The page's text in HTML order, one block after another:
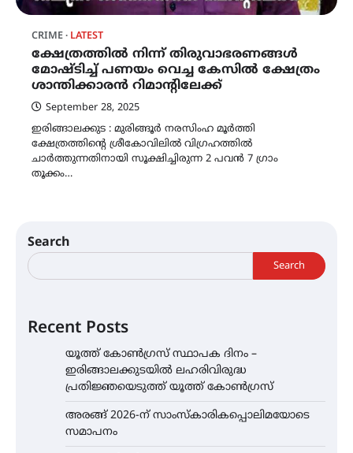
CRIME LATEST
ക്ഷേത്രത്തിൽ നിന്ന് തിരുവാഭരണങ്ങൾ
മോഷ്ടിച്ച് പണയം വെച്ച കേസിൽ ക്ഷേത്രം
ശാന്തിക്കാരൻ റിമാന്റിലേക്ക്
September 28, 2025
ഇരിങ്ങാലക്കുട : മുരിങ്ങൂർ നരസിംഹ മൂർത്തി
ക്ഷേത്രത്തിന്റെ ശ്രീകോവിലിൽ വിഗ്രഹത്തിൽ
ചാർത്തുന്നതിനായി സൂക്ഷിച്ചിരുന്ന 2 പവൻ 7 ഗ്രാം
തൂക്കം…
Search
Search
Recent Posts
യൂത്ത് കോൺഗ്രസ്‌ സ്ഥാപക ദിനം –
ഇരിങ്ങാലക്കുടയിൽ ലഹരിവിരുദ്ധ
പ്രതിജ്ഞയെടുത്ത് യൂത്ത് കോൺഗ്രസ്
അരങ്ങ് 2026-ന് സാംസ്കാരികപ്പൊലിമയോടെ
സമാപനം